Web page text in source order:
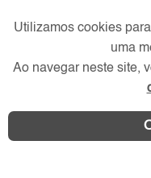
Utilizamos cookies
uma
Ao navegar neste site,